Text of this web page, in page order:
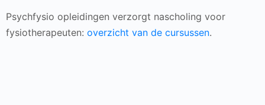
Psychfysio opleidingen verzorgt nascholing voor
fysiotherapeuten: overzicht van de cursussen.